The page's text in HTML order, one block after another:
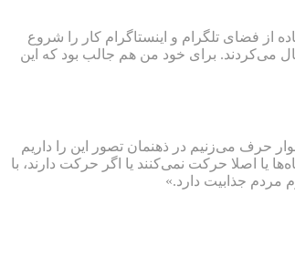
از فضای تلگرام و اینستاگرام کار را شروع
می‌کردند. برای خود من هم جالب بود که این
حرف می‌زنیم در ذهنمان تصور این را داریم
یا اصلا حرکت نمی‌کنند یا اگر حرکت دارند، با
جذابیت دارد.»